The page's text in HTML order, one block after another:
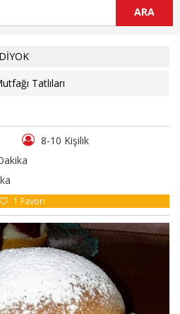
ARA
Tatlıları
8-10 Kişilik
1 Favori